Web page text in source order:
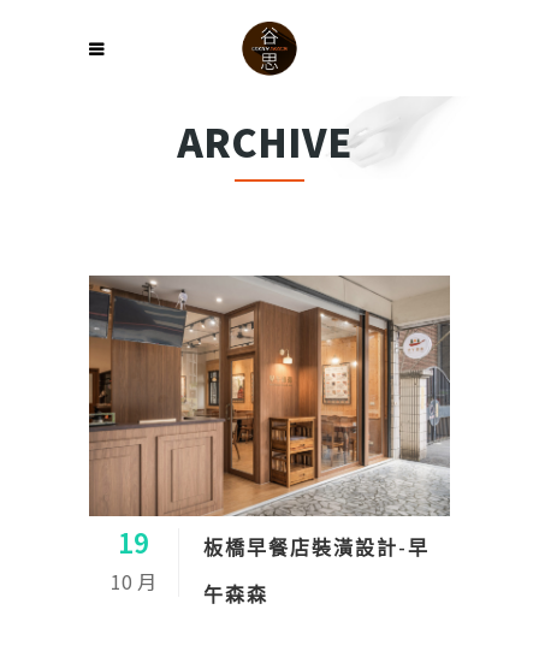
ARCHIVE
19
10 月
板橋早餐店裝潢設計-早
午森森